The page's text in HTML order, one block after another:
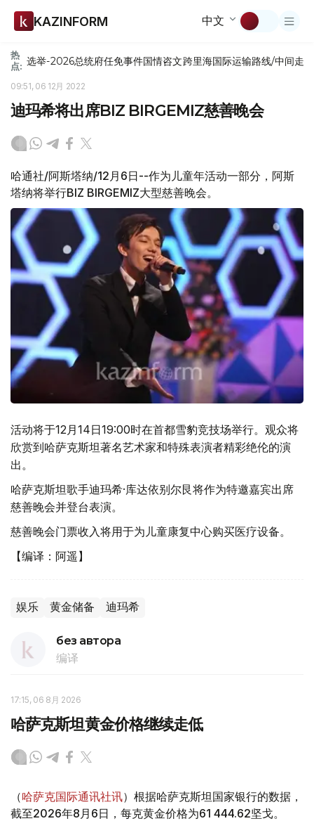
KAZINFORM 中文
热
点: 选举-2026总统府任免事件国情咨文跨里海国际运输路线/中间走廊
09:51, 06 12月 2022
迪玛希将出席BIZ BIRGEMIZ慈善晚会
哈通社/阿斯塔纳/12月6日--作为儿童年活动一部分，阿斯
塔纳将举行BIZ BIRGEMIZ大型慈善晚会。
活动将于12月14日19:00时在首都雪豹竞技场举行。观众将
欣赏到哈萨克斯坦著名艺术家和特殊表演者精彩绝伦的演
出。
哈萨克斯坦歌手迪玛希·库达依别尔艮将作为特邀嘉宾出席
慈善晚会并登台表演。
慈善晚会门票收入将用于为儿童康复中心购买医疗设备。
【编译：阿遥】
娱乐 黄金储备 迪玛希
без автора
编译
17:15, 06 8月 2026
哈萨克斯坦黄金价格继续走低
（哈萨克国际通讯社讯）根据哈萨克斯坦国家银行的数据，
截至2026年8月6日，每克黄金价格为61 444.62坚戈。